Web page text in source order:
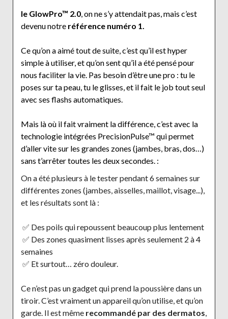
le GlowPro™ 2.0 , on ne s’y attendait pas, mais c’est
devenu notre référence numéro 1.
Ce qu’on a aimé tout de suite, c’est qu’il est hyper
simple à utiliser, et qu’on sent qu’il a été pensé pour
nous faciliter la vie. Pas besoin d’être une pro : tu le
poses sur ta peau, tu le glisses, et il fait le job tout seul
avec ses flashs automatiques.
Mais là où il fait vraiment la différence, c’est avec la
technologie intégrées PrecisionPulse™ qui permet
d’aller vite sur les grandes zones (jambes, bras, dos…)
sans t’arrêter toutes les deux secondes. :
On a été plusieurs à le tester pendant 6 semaines sur
différentes zones (jambes, aisselles, maillot, visage...),
et les résultats sont là :
✅ Des poils qui repoussent beaucoup plus lentement
✅ Des zones quasiment lisses après seulement 2 à 4
semaines
✅ Et surtout… zéro douleur.
Ce n’est pas un gadget qui prend la poussière dans un
tiroir. C’est vraiment un appareil qu’on utilise, et qu’on
garde. Il est même recommandé par des dermatos